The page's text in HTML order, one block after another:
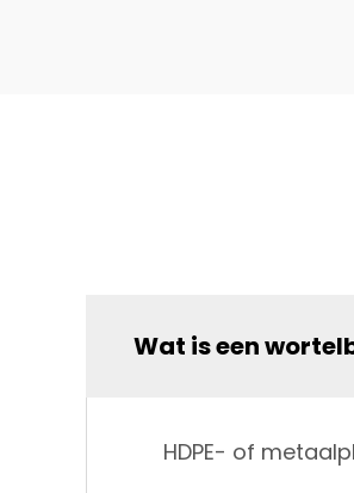
Wat is een
HDPE- of